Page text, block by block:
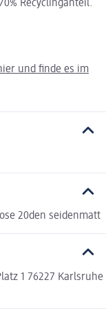
Recyclinganteil.
und finde es im
20den seidenmatt
1 76227 Karlsruhe